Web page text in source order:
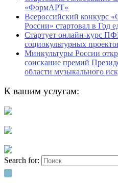
«ФормАРТ»
Всероссийский конкурс
России» стартовал в Год
Стартует онлайн-курс
социокультурных
Минкультуры России
соискание премий
области музыкального
К вашим услугам:
Search for: